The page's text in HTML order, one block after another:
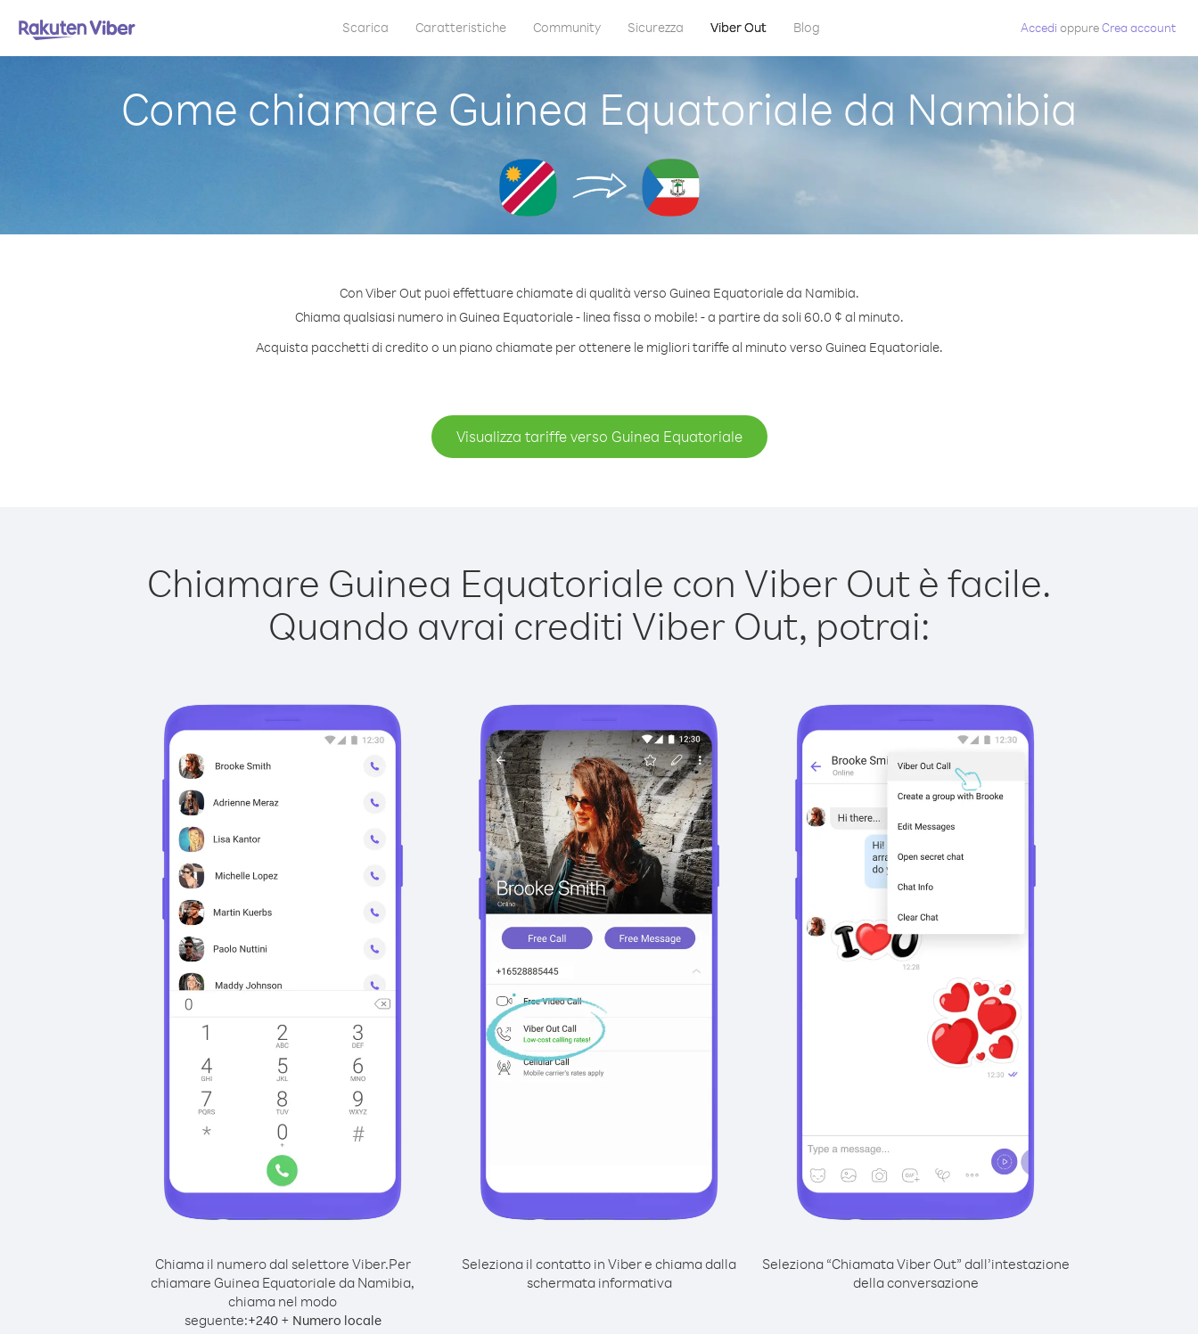
Scarica Caratteristiche Community Sicurezza Viber Out Blog Accedi oppureCrea account
Come chiamare Guinea Equatoriale da Namibia
Con Viber Out puoi effettuare chiamate di qualità verso Guinea Equatoriale da Namibia.
Chiama qualsiasi numero in Guinea Equatoriale - linea fissa o mobile! - a partire da soli 60.0 ¢ al minuto.
Acquista pacchetti di credito o un piano chiamate per ottenere le migliori tariffe al minuto verso Guinea Equatoriale.
Visualizza tariffe verso Guinea Equatoriale
Chiamare Guinea Equatoriale con Viber Out è facile.
Quando avrai crediti Viber Out, potrai:
Chiama il numero dal selettore Viber.Per
chiamare Guinea Equatoriale da Namibia,
chiama nel modo
seguente:+240+ Numero locale
Seleziona il contatto in Viber e chiama dalla
schermata informativa
Seleziona “Chiamata Viber Out” dall’intestazione
della conversazione